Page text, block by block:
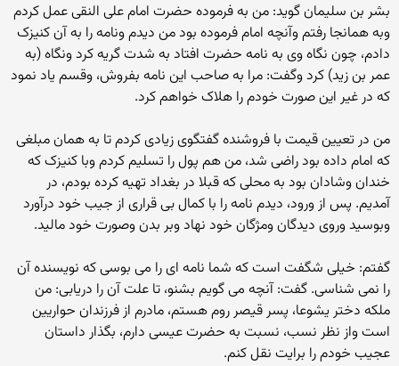
بشر بن سلیمان گوید: من به فرموده حضرت امام على النقى عمل کردم
وبه همانجا رفتم وآنچه امام فرموده بود من دیدم ونامه را به آن کنیزک
دادم، چون نگاه وى به نامه حضرت افتاد به شدت گریه کرد ونگاه (به
عمر بن زید) کرد وگفت: مرا به صاحب این نامه بفروش، وقسم یاد نمود
که در غیر این صورت خودم را هلاک خواهم کرد.
من در تعیین قیمت با فروشنده گفتگوى زیادى کردم تا به همان مبلغى
که امام داده بود راضى شد، من هم پول را تسلیم کردم وبا کنیزک که
خندان وشادان بود به محلى که قبلا در بغداد تهیه کرده بودم، در
آمدیم. پس از ورود، دیدم نامه را با کمال بى قرارى از جیب خود درآورد
وبوسید وروى دیدگان ومژگان خود نهاد وبر بدن وصورت خود مالید.
گفتم: خیلى شگفت است که شما نامه اى را مى بوسى که نویسنده آن
را نمى شناسى. گفت: آنچه مى گویم بشنو، تا علت آن را دریابى: من
ملکه دختر یشوعا، پسر قیصر روم هستم، مادرم از فرزندان حواریین
است واز نظر نسب، نسبت به حضرت عیسى دارم، بگذار داستان
عجیب خودم را برایت نقل کنم.